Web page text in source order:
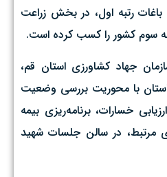
رتبه اول، در بخش زراعت
سوم کشور را کسب کرده است.
جهاد کشاورزی استان قم،
با محوریت بررسی وضعیت
خسارات، برنامه‌ریزی بیمه
مرتبط، در سالن جلسات شهید